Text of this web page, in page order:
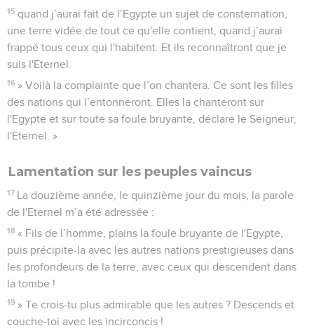
15 quand j’aurai fait de l’Egypte un sujet de consternation,
une terre vidée de tout ce qu'elle contient, quand j’aurai
frappé tous ceux qui l'habitent. Et ils reconnaîtront que je
suis l'Eternel.
16 » Voilà la complainte que l’on chantera. Ce sont les filles
des nations qui l’entonneront. Elles la chanteront sur
l'Egypte et sur toute sa foule bruyante, déclare le Seigneur,
l'Eternel. »
Lamentation sur les peuples vaincus
17 La douzième année, le quinzième jour du mois, la parole
de l'Eternel m’a été adressée :
18 « Fils de l’homme, plains la foule bruyante de l'Egypte,
puis précipite-la avec les autres nations prestigieuses dans
les profondeurs de la terre, avec ceux qui descendent dans
la tombe !
19 » Te crois-tu plus admirable que les autres ? Descends et
couche-toi avec les incirconcis !